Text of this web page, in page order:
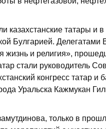
казахстанские татары и
Булгарией. Делегатами
жизнь и религия»,
стали руководитель
конгресс татар
Уральска Кажмукан
только в